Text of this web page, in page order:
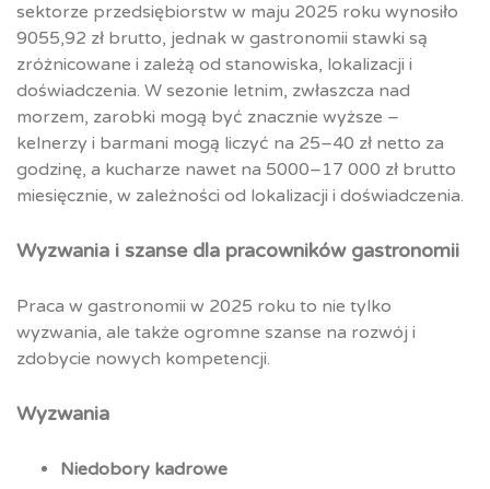
sektorze przedsiębiorstw w maju 2025 roku wynosiło
9055,92 zł brutto, jednak w gastronomii stawki są
zróżnicowane i zależą od stanowiska, lokalizacji i
doświadczenia. W sezonie letnim, zwłaszcza nad
morzem, zarobki mogą być znacznie wyższe –
kelnerzy i barmani mogą liczyć na 25–40 zł netto za
godzinę, a kucharze nawet na 5000–17 000 zł brutto
miesięcznie, w zależności od lokalizacji i doświadczenia.
Wyzwania i szanse dla pracowników gastronomii
Praca w gastronomii w 2025 roku to nie tylko
wyzwania, ale także ogromne szanse na rozwój i
zdobycie nowych kompetencji.
Wyzwania
Niedobory kadrowe